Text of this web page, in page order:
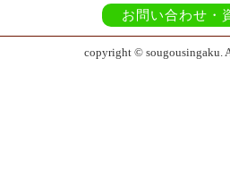
お問い合わせ ・
copyright © sougousingaku.